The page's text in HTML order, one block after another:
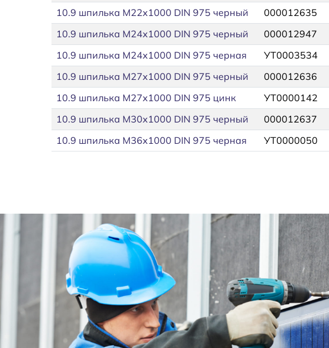
10.9 шпилька М22х1000 DIN 975 черный
000012635
10.9 шпилька М24х1000 DIN 975 черный
000012947
10.9 шпилька М24х1000 DIN 975 черная
УТ0003534
10.9 шпилька М27х1000 DIN 975 черный
000012636
10.9 шпилька М27х1000 DIN 975 цинк
УТ0000142
10.9 шпилька М30х1000 DIN 975 черный
000012637
10.9 шпилька М36х1000 DIN 975 черная
УТ0000050